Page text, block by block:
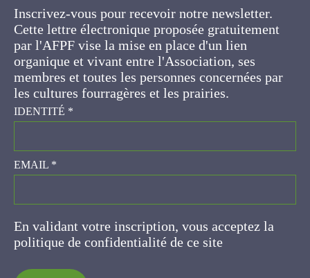
Cette lettre électronique proposée
gratuitement par l'AFPF vise la mise en place
d'un lien organique et vivant entre l'Association,
ses membres et toutes les personnes
concernées par les cultures fourragères et les
prairies.
IDENTITÉ*
EMAIL*
En validant votre inscription, vous acceptez la
politique de confidentialité de ce site